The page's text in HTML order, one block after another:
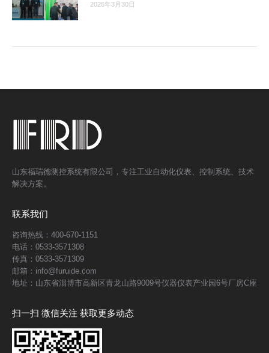
2026年3月30日
山东福瑞德测控系统有限公司，专注工业自动化仪表、控制系统、技术
解决方案。
联系我们
咨询热线：400-670-1151
电话：0533-3571308
传真：0533-3571309
邮箱：info@furuide.com
地址：山东省淄博市高新区青龙山路9009号仪器仪表产业园6号厂房C座
扫一扫 微信关注 获取更多动态